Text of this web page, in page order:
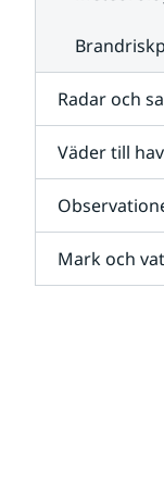
Radar och
Väder till
Mark och